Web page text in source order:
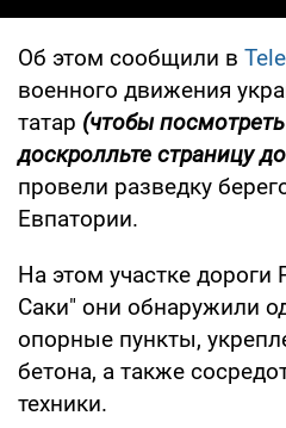
Об этом сообщили в
военного движения
татар (чтобы
доскролльте страницу
провели разведку
Евпатории.
На этом участке дороги
Саки" они обнаружили
опорные пункты,
бетона, а также
техники.